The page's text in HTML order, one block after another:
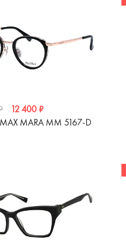
12 400 ₽
MARA MM 5167-D